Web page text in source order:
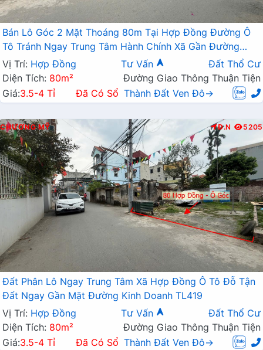
Bán Lô Góc 2 Mặt Thoáng 80m Tại Hợp Đồng Đường Ô
Tô Tránh Ngay Trung Tâm Hành Chính Xã Gần Đường
TL419
Vị Trí: Hợp Đồng Tư Vấn
Đất Thổ Cư
Diện Tích: 80m²
Đường Giao Thông Thuận Tiện
Giá:3.5-4 Tỉ Đã Có Sổ Thành Đất Ven Đô→
CHƯƠNG MỸ Đ.N 5205
Đất Phân Lô Ngay Trung Tâm Xã Hợp Đồng Ô Tô Đỗ Tận
Đất Ngay Gần Mặt Đường Kinh Doanh TL419
Vị Trí: Hợp Đồng Tư Vấn
Đất Thổ Cư
Diện Tích: 80m²
Đường Giao Thông Thuận Tiện
Giá:3.5-4 Tỉ Đã Có Sổ Thành Đất Ven Đô→